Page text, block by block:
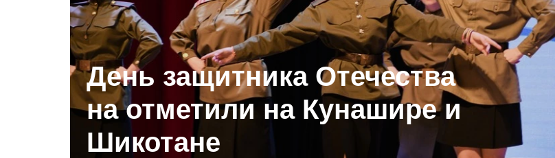
День защитника Отечества
на отметили на Кунашире и
Шикотане